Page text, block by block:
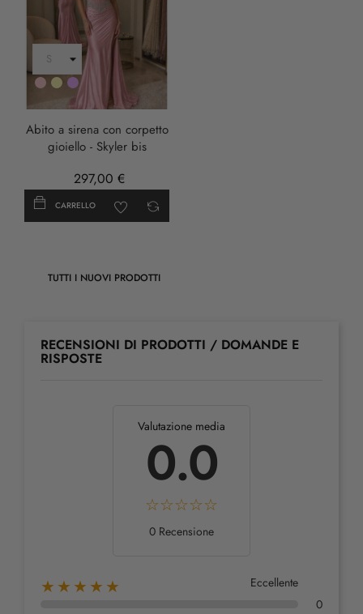
RosaOroLILLA
Abito a sirena con corpetto
gioiello - Skyler bis
297,00 €
CARRELLO
TUTTI I NUOVI PRODOTTI
RECENSIONI DI PRODOTTI / DOMANDE E
RISPOSTE
Valutazione media
0.0
0 Recensione
★★★★★
Eccellente
0